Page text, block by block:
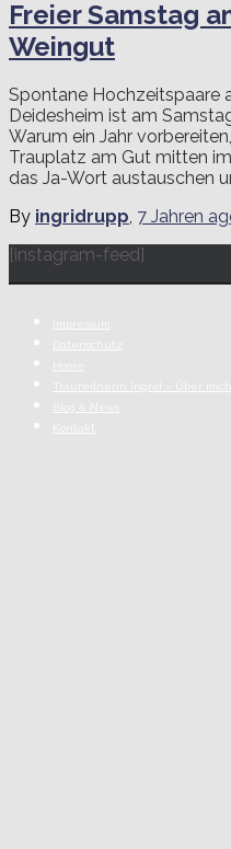
Freier Samstag
Weingut
Spontane Hochzeitspaare
Deidesheim ist am
Warum ein Jahr
Trauplatz am Gut mitten
das Ja-Wort austauschen
By ingridrupp, 7 Jahren
[instagram-feed]
Impressum
Home
Traurednerin Ingrid – Über mich
Blog & News